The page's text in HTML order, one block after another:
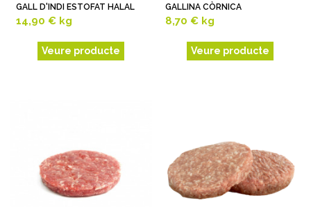
GALL D'INDI ESTOFAT HALAL
Veure producte
14,90 € kg
GALLINA CÒRNICA
Veure producte
8,70 € kg